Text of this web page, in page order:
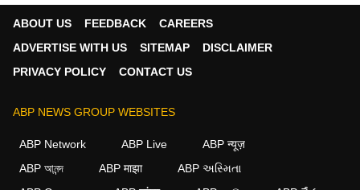
ABOUT US FEEDBACK
CAREERS
ADVERTISE WITH US
SITEMAP
DISCLAIMER
PRIVACY POLICY
CONTACT US
ABP NEWS GROUP WEBSITES
ABP Network ABP Live
ABP न्यूज़
ABP আনন্দ
ABP माझा
ABP અસ્મિતા